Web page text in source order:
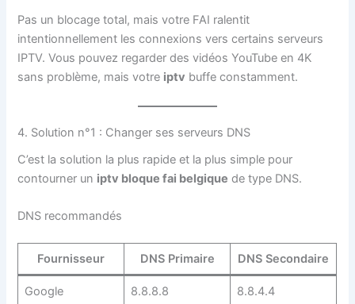
Pas un blocage total, mais votre FAI ralentit
intentionnellement les connexions vers certains serveurs
IPTV. Vous pouvez regarder des vidéos YouTube en 4K
sans problème, mais votre iptv buffe constamment.
4. Solution n°1 : Changer ses serveurs DNS
C’est la solution la plus rapide et la plus simple pour
contourner un iptv bloque fai belgique de type DNS.
DNS recommandés
Fournisseur DNS Primaire DNS Secondaire
Google 8.8.8.8 8.8.4.4